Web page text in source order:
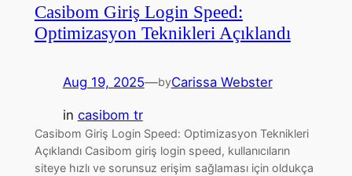
Casibom Giriş Login Speed:
Optimizasyon Teknikleri Açıklandı
Aug 19, 2025—byCarissa Webster
in casibom tr
Casibom Giriş Login Speed: Optimizasyon Teknikleri
Açıklandı Casibom giriş login speed, kullanıcıların
siteye hızlı ve sorunsuz erişim sağlaması için oldukça